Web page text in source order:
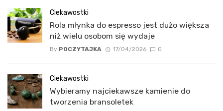
Ciekawostki
Rola młynka do espresso jest dużo większa
niż wielu osobom się wydaje
By POCZYTAJKA 17/04/2026 0
Ciekawostki
Wybieramy najciekawsze kamienie do
tworzenia bransoletek